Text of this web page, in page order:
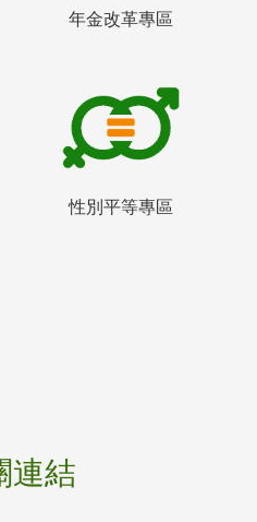
年金改革專區
性別平等專區
連結